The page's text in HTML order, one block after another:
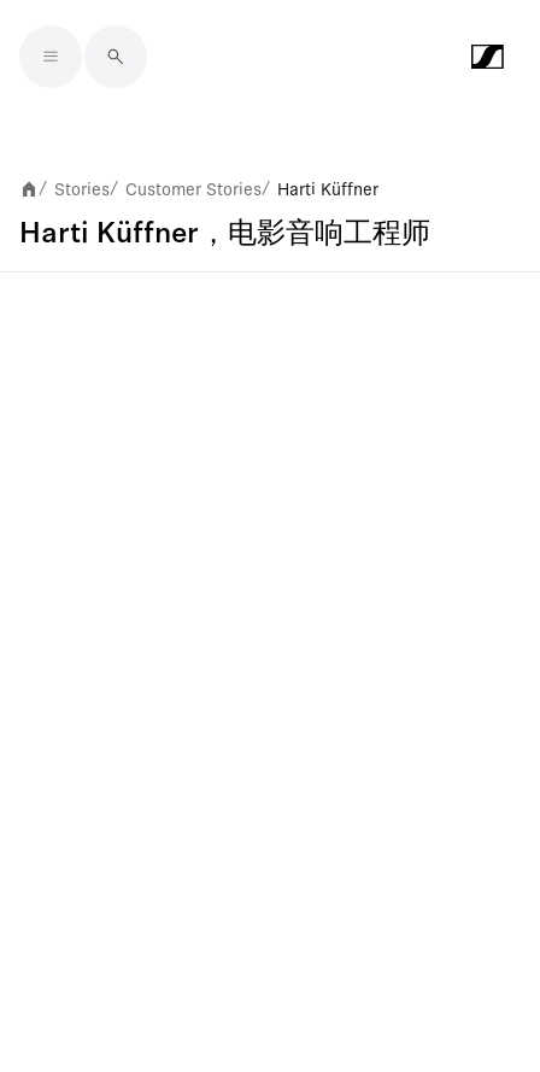
/ Stories/ Customer Stories/ Harti Küffner
Harti Küffner，电影音响工程师